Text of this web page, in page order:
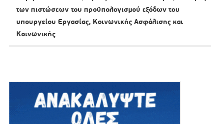
των πιστώσεων του προϋπολογισμού εξόδων του
υπουργείου Εργασίας, Κοινωνικής Ασφάλισης και
Κοινωνικής